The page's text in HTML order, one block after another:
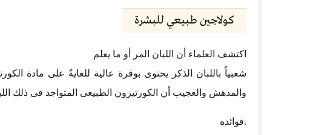
كولاجين طبيعي للبشرة
اكتشف العلماء أن اللبان المر أو ما يعلم
شعبياً باللبان الذكر يحتوى بوفرة عالية للغايةً على مادة
والمدهش والعجيب أن الكورتيزون الطبيعى المتواجد فى ذلك
.فوائده